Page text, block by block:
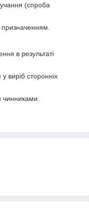
(спроба
в результаті
виріб сторонніх
чинниками.